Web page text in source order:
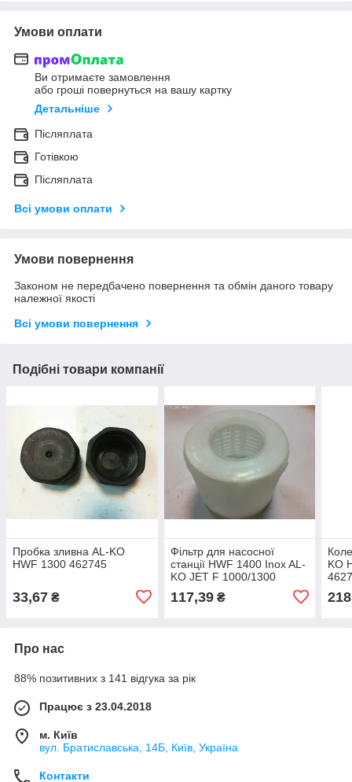
Умови оплати
Ви отримаєте замовлення
або гроші повернуться на вашу картку
Детальніше
Післяплата
Готівкою
Післяплата
Всі умови оплати
Умови повернення
Законом не передбачено повернення та обмін даного товару
належної якості
Всі умови повернення
Подібні товари компанії
Пробка зливна AL-KO
HWF 1300 462745
33,67 ₴
Фільтр для насосної
станції HWF 1400 Inox AL-
KO JET F 1000/1300
117,39₴
KO
Про нас
88% позитивних з 141 відгука за рік
Працює з 23.04.2018
м. Київ
вул. Братиславська, 14Б, Київ, Україна
Контакти